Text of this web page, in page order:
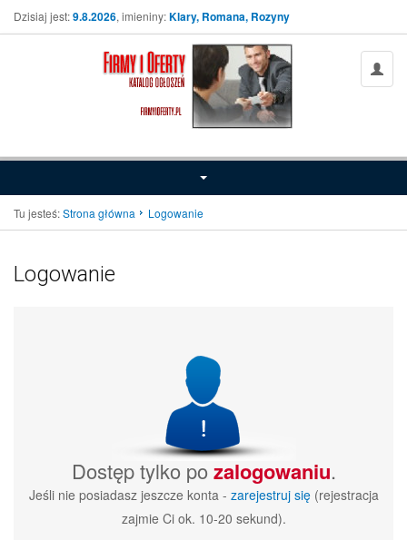
Dzisiaj jest:9.8.2026, imieniny:Klary, Romana, Rozyny
Tu jesteś:Strona główna Logowanie
Logowanie
Dostęp tylko pozalogowaniu.
Jeśli nie posiadasz jeszcze konta - zarejestruj się(rejestracja
zajmie Ci ok. 10-20 sekund).